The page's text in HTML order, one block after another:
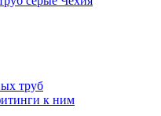
труб
к ним